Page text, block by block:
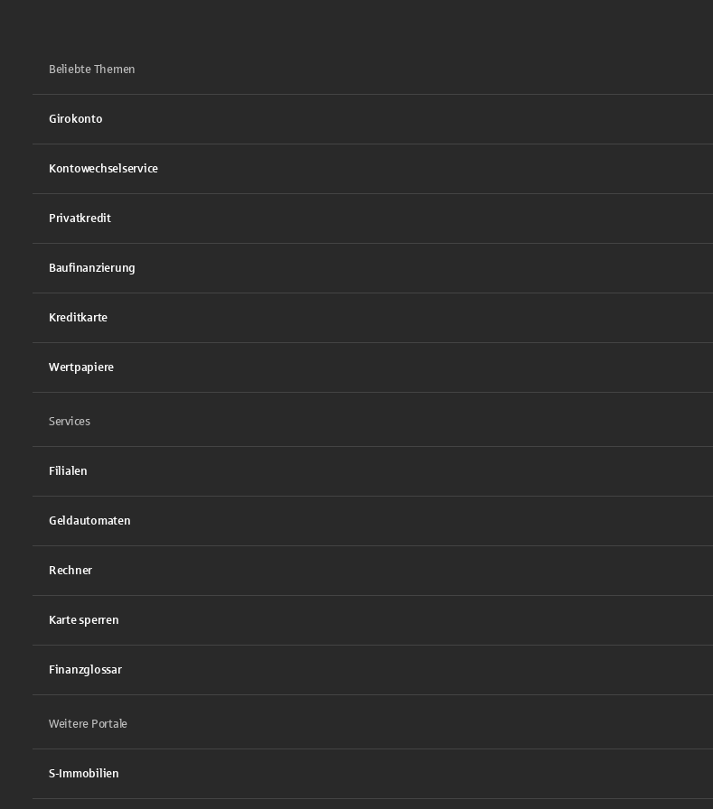
Beliebte Themen
Girokonto
Kontowechselservice
Privatkredit
Baufinanzierung
Kreditkarte
Wertpapiere
Services
Filialen
Geldautomaten
Rechner
Karte sperren
Finanzglossar
Weitere Portale
S-Immobilien